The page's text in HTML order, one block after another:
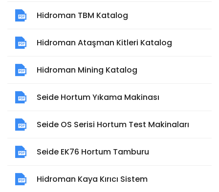
Hidroman TBM Katalog
Hidroman Ataşman Kitleri Katalog
Hidroman Mining Katalog
Seide Hortum Yıkama Makinası
Seide OS Serisi Hortum Test Makinaları
Seide EK76 Hortum Tamburu
Hidroman Kaya Kırıcı Sistem